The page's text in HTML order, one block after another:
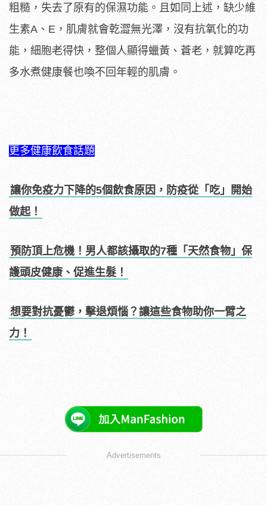
粗糙，失去了原有的保濕功能。且如同上述，缺少維
生素A、E，肌膚就會乾澀無光澤，沒有抗氧化的功
能，細胞老得快，整個人顯得蠟黃、蒼老，就算吃再
多水煮健康餐也喚不回年輕的肌膚。
更多健康飲食話題
讓你免疫力下降的5個飲食原因，防疫從「吃」開始
做起！
預防頂上危機！男人都該攝取的7種「天然食物」保
護頭皮健康、促進生髮！
想要對抗憂鬱，擊退煩惱？讓這些食物助你一臂之
力！
Advertisements